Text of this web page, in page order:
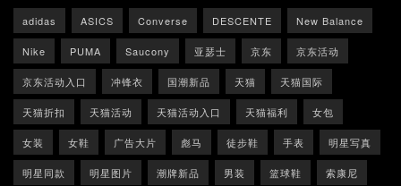
adidas ASICS Converse DESCENTE New Balance
Nike PUMA Saucony 亚瑟士 京东 京东活动
京东活动入口 冲锋衣 国潮新品 天猫 天猫国际
天猫折扣 天猫活动 天猫活动入口 天猫福利 女包
女装 女鞋 广告大片 彪马 徒步鞋 手表 明星写真
明星同款 明星图片 潮牌新品 男装 篮球鞋 索康尼